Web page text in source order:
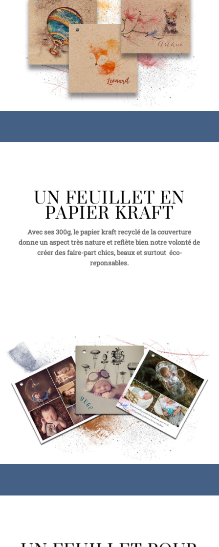
UN FEUILLET EN
PAPIER KRAFT
Avec ses 300g, le papier kraft recyclé de la couverture
donne un aspect très nature et reflète bien notre volonté de
créer des faire-part chics, beaux et surtout éco-
reponsables.